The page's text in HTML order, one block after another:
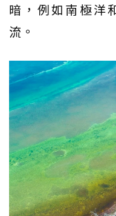
暗，例如南極洋
流。